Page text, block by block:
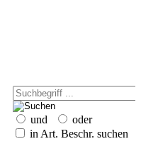
und
oder
in Art. Beschr. suchen